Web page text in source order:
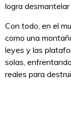
logra
Con todo, en el
como una
leyes y las
solas,
reales para